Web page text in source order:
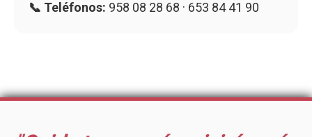
📞 Teléfonos: 958 08 28 68 · 653 84 41 90